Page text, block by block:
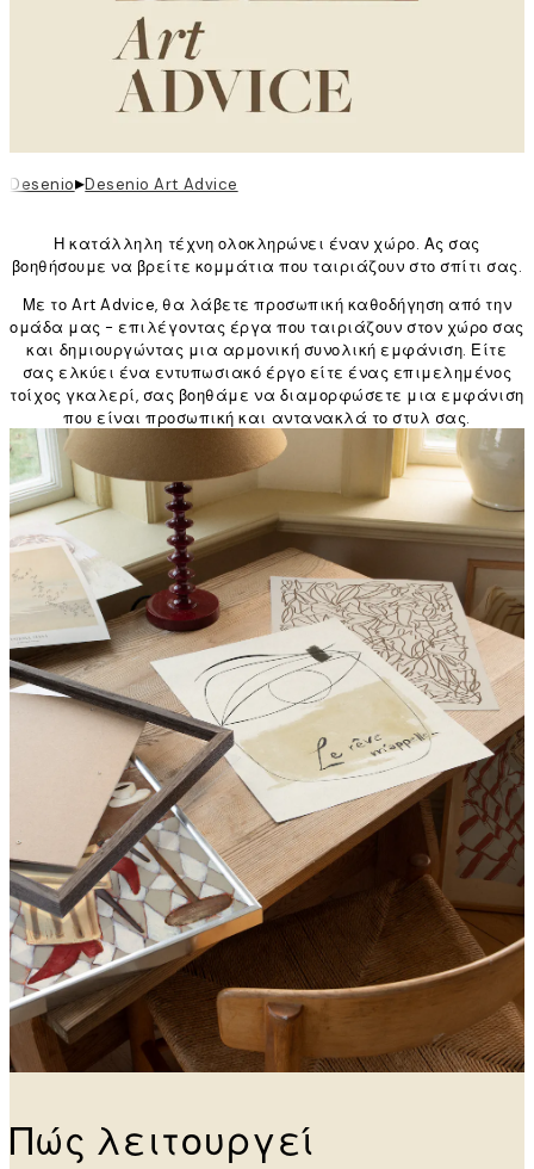
Desenio▸Desenio Art Advice
Η κατάλληλη τέχνη ολοκληρώνει έναν χώρο. Ας σας
βοηθήσουμε να βρείτε κομμάτια που ταιριάζουν στο σπίτι σας.
Με το Art Advice, θα λάβετε προσωπική καθοδήγηση από την
ομάδα μας - επιλέγοντας έργα που ταιριάζουν στον χώρο σας
και δημιουργώντας μια αρμονική συνολική εμφάνιση. Είτε
σας ελκύει ένα εντυπωσιακό έργο είτε ένας επιμελημένος
τοίχος γκαλερί, σας βοηθάμε να διαμορφώσετε μια εμφάνιση
που είναι προσωπική και αντανακλά το στυλ σας.
Πώς λειτουργεί